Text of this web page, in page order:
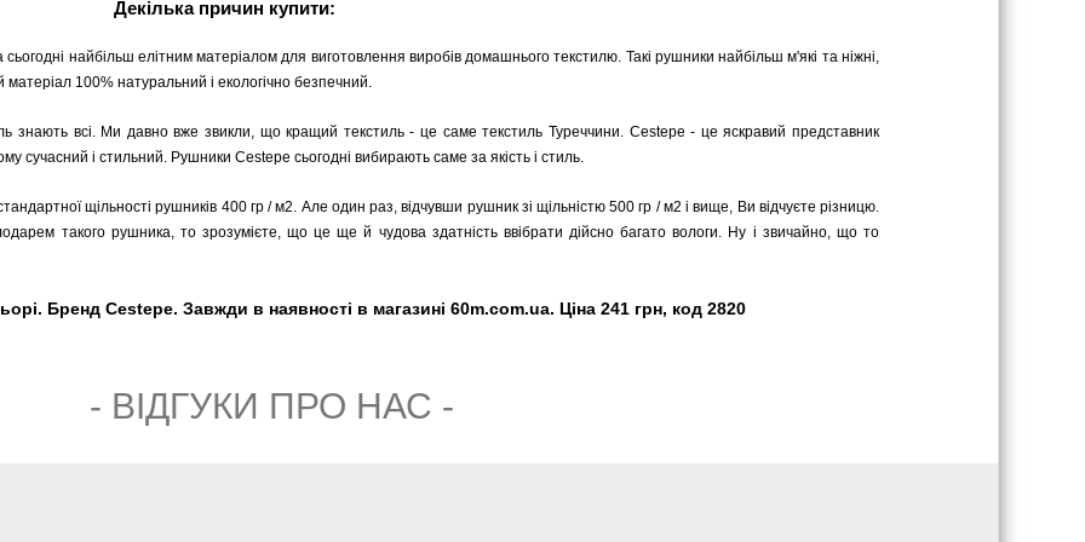
Декілька причин купити:
найбільш елітним матеріалом для виготовлення виробів домашнього текстилю. Такі рушники найбільш м'які та ніжні,
матеріал 100% натуральний і екологічно безпечний.
знають всі. Ми давно вже звикли, що кращий текстиль - це саме текстиль Туреччини. Cestepe - це яскравий представник
сучасний і стильний. Рушники Cestepe сьогодні вибирають саме за якість і стиль.
щільності рушників 400 гр / м2. Але один раз, відчувши рушник зі щільністю 500 гр / м2 і вище, Ви відчуєте різницю.
такого рушника, то зрозумієте, що це ще й чудова здатність ввібрати дійсно багато вологи. Ну і звичайно, що то
Бренд Cestepe. Завжди в наявності в магазині 60m.com.ua. Ціна 241 грн, код 2820
- ВIДГУКИ ПРО НАС -